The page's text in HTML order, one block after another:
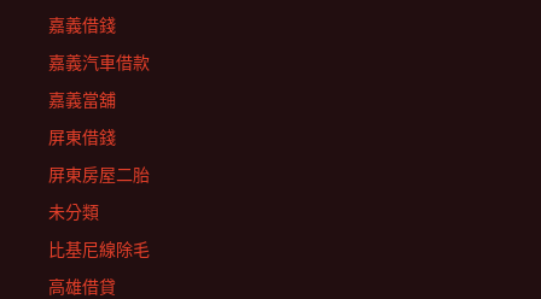
嘉義借錢
嘉義汽車借款
嘉義當舖
屏東借錢
屏東房屋二胎
未分類
比基尼線除毛
高雄借貸